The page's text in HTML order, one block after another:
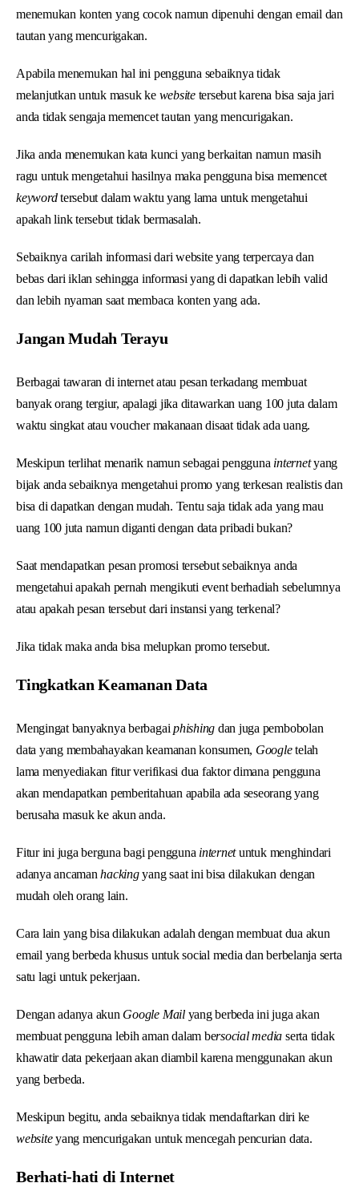
menemukan konten yang cocok namun dipenuhi dengan email dan
tautan yang mencurigakan.
Apabila menemukan hal ini pengguna sebaiknya tidak
melanjutkan untuk masuk ke website tersebut karena bisa saja jari
anda tidak sengaja memencet tautan yang mencurigakan.
Jika anda menemukan kata kunci yang berkaitan namun masih
ragu untuk mengetahui hasilnya maka pengguna bisa memencet
keywordtersebut dalam waktu yang lama untuk mengetahui
apakah link tersebut tidak bermasalah.
Sebaiknya carilah informasi dari website yang terpercaya dan
bebas dari iklan sehingga informasi yang di dapatkan lebih valid
dan lebih nyaman saat membaca konten yang ada.
Jangan Mudah Terayu
Berbagai tawaran di internet atau pesan terkadang membuat
banyak orang tergiur, apalagi jika ditawarkan uang 100 juta dalam
waktu singkat atau voucher makanaan disaat tidak ada uang.
Meskipun terlihat menarik namun sebagai pengguna internetyang
bijak anda sebaiknya mengetahui promo yang terkesan realistis dan
bisa di dapatkan dengan mudah. Tentu saja tidak ada yang mau
uang 100 juta namun diganti dengan data pribadi bukan?
Saat mendapatkan pesan promosi tersebut sebaiknya anda
mengetahui apakah pernah mengikuti event berhadiah sebelumnya
atau apakah pesan tersebut dari instansi yang terkenal?
Jika tidak maka anda bisa melupkan promo tersebut.
Tingkatkan Keamanan Data
Mengingat banyaknya berbagaiphishing dan juga pembobolan
data yang membahayakan keamanan konsumen, Googletelah
lama menyediakan fitur verifikasi dua faktor dimana pengguna
akan mendapatkan pemberitahuan apabila ada seseorang yang
berusaha masuk ke akun anda.
Fitur ini juga berguna bagi pengguna internetuntuk menghindari
adanya ancamanhackingyang saat ini bisa dilakukan dengan
mudah oleh orang lain.
Cara lain yang bisa dilakukan adalah dengan membuat dua akun
email yang berbeda khusus untuk social media dan berbelanja serta
satu lagi untuk pekerjaan.
Dengan adanya akun Google Mail yang berbeda ini juga akan
membuat pengguna lebih aman dalam bersocial mediaserta tidak
khawatir data pekerjaan akan diambil karena menggunakan akun
yang berbeda.
Meskipun begitu, anda sebaiknya tidak mendaftarkan diri ke
websiteyang mencurigakan untuk mencegah pencurian data.
Berhati-hati di Internet